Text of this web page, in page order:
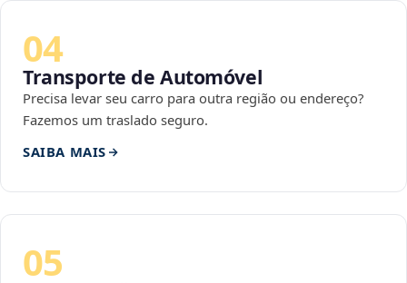
04
Transporte de Automóvel
Precisa levar seu carro para outra região ou endereço?
Fazemos um traslado seguro.
SAIBA MAIS
05